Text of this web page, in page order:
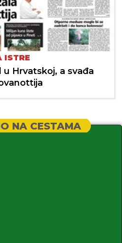
ISTRE
Hrvatskoj, a svađa
NA CESTAMA